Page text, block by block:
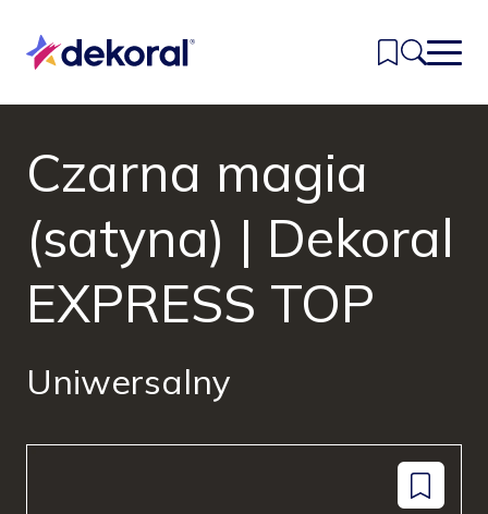
głównej
treści
Inspiracje
Kolory
Produkty
Znajdź sklep
Kontakt
Czarna magia
(satyna) | Dekoral
EXPRESS TOP
Uniwersalny
Dodaj
do